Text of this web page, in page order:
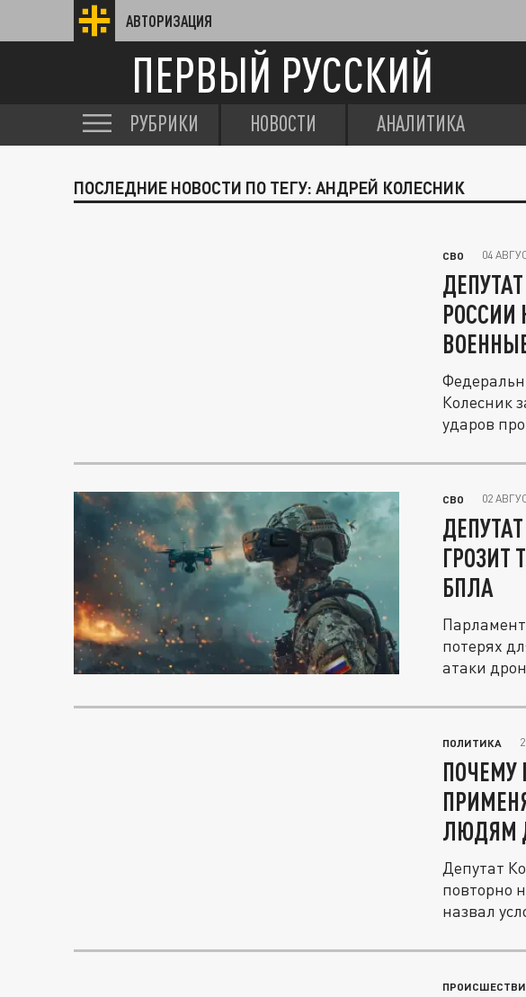
АВТОРИЗАЦИЯ
ПЕРВЫЙ РУССКИЙ
РУБРИКИ НОВОСТИ АНАЛИТИКА
ПОСЛЕДНИЕ НОВОСТИ ПО ТЕГУ: АНДРЕЙ КОЛЕСНИК
СВО 04
РОССИИ
Колесник
ударов
СВО 02
ГРОЗИТ
БПЛА
потерях
атаки
ПОЛИТИКА
ПОЧЕМУ
ЛЮДЯМ
Депутат
повторно
назвал